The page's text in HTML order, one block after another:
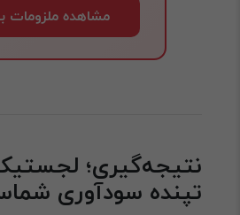
مشاهده ملزومات
نتیجه‌گیری؛
تپنده سودآوری